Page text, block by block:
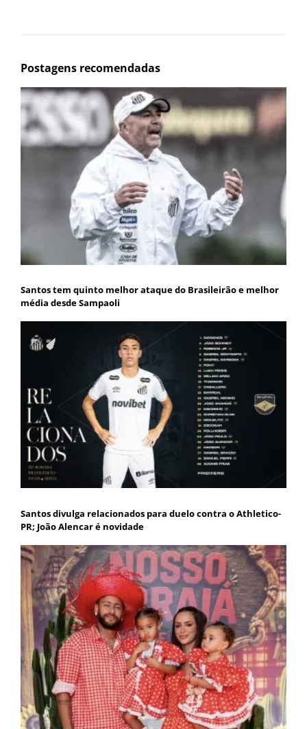
Postagens recomendadas
Santos tem quinto melhor ataque do Brasileirão e melhor
média desde Sampaoli
Santos divulga relacionados para duelo contra o Athletico-
PR; João Alencar é novidade